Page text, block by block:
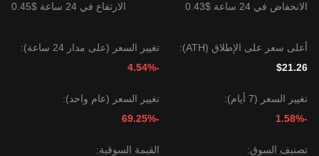
الانخفاض في 24 ساعة $0.43 الارتفاع في 24 ساعة $0.45
أعلى سعر على الإطلاق (ATH):
$21.26
تغيير السعر (على مدار 24 ساعة):
-4.54%
تغيير السعر (7 أيام):
-1.58%
تغيير السعر (عام واحد):
-69.25%
تصنيف السوق:
القيمة السوقية: